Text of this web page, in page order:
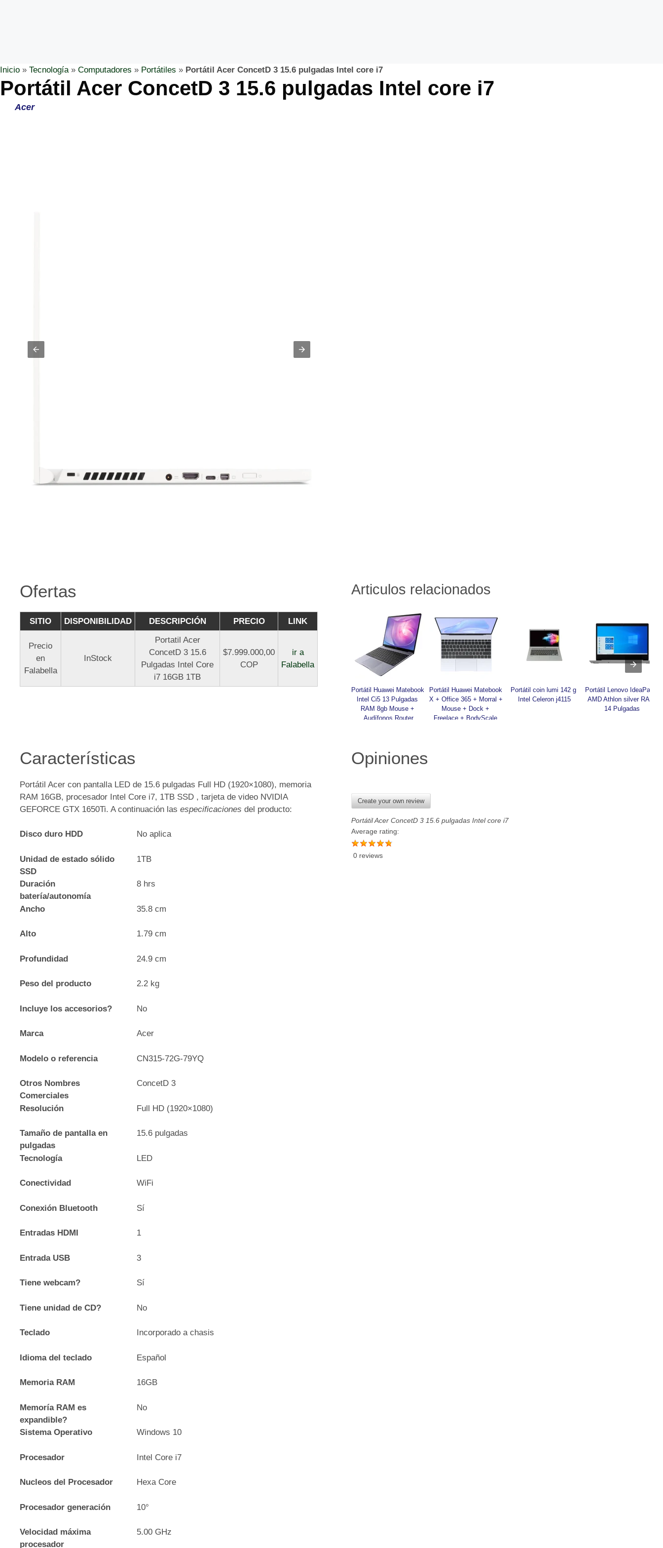
Inicio » Tecnología» Computadores » Portátiles » Portátil Acer ConcetD 3 15.6 pulgadas Intel core i7
Portátil Acer ConcetD 3 15.6 pulgadas Intel core i7
Acer
Ofertas
SITIO DISPONIBILIDAD DESCRIPCIÓN PRECIO LINK
Precio
en
Falabella
InStock
Portatil Acer
ConcetD 3 15.6
Pulgadas Intel Core
i7 16GB 1TB
$7.999.000,00
COP
ir a
Falabella
Articulos relacionados
Portátil Huawei Matebook
Intel Ci5 13 Pulgadas
RAM 8gb Mouse +
Audífonos Router
Portátil Huawei Matebook
X + Office 365 + Morral +
Mouse + Dock +
Freelace + BodyScale
Portátil coin lumi 142 g
Intel Celeron j4115
Portátil Lenovo IdeaPad 3
AMD Athlon silver RAM
14 Pulgadas
Características
Portátil Acer con pantalla LED de 15.6 pulgadas Full HD (1920×1080), memoria
RAM 16GB, procesador Intel Core i7, 1TB SSD , tarjeta de video NVIDIA
GEFORCE GTX 1650Ti. A continuación lasespecificaciones del producto:
Disco duro HDD No aplica
Unidad de estado sólido
SSD
1TB
Duración
batería/autonomía
8 hrs
Ancho 35.8 cm
Alto 1.79 cm
Profundidad 24.9 cm
Peso del producto 2.2 kg
Incluye los accesorios? No
Marca Acer
Modelo o referencia CN315-72G-79YQ
Otros Nombres
Comerciales
ConcetD 3
Resolución Full HD (1920×1080)
Tamaño de pantalla en
pulgadas
15.6 pulgadas
Tecnología LED
Conectividad WiFi
Conexión Bluetooth Sí
Entradas HDMI 1
Entrada USB 3
Tiene webcam? Sí
Tiene unidad de CD? No
Teclado Incorporado a chasis
Idioma del teclado Español
Memoria RAM 16GB
Memoría RAM es
expandible?
No
Sistema Operativo Windows 10
Procesador Intel Core i7
Nucleos del Procesador Hexa Core
Procesador generación 10°
Velocidad máxima
procesador
5.00 GHz
Opiniones
Create your own review
Portátil Acer ConcetD 3 15.6 pulgadas Intel core i7
Average rating:
0 reviews